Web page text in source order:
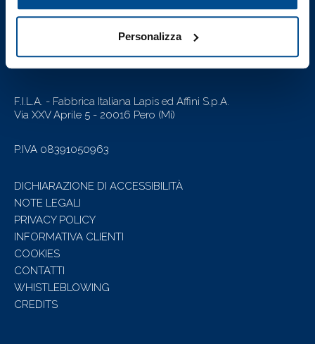
Personalizza
F.I.L.A. nel mondo
F.I.L.A. - Fabbrica Italiana Lapis ed Affini S.p.A.
Via XXV Aprile 5 - 20016 Pero (Mi)
P.IVA 08391050963
DICHIARAZIONE DI ACCESSIBILITÀ
NOTE LEGALI
PRIVACY POLICY
INFORMATIVA CLIENTI
COOKIES
CONTATTI
WHISTLEBLOWING
CREDITS